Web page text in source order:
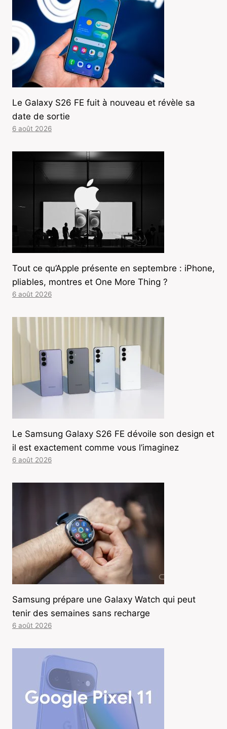
Le Galaxy S26 FE fuit à nouveau et révèle sa
date de sortie
6 août 2026
Tout ce qu’Apple présente en septembre : iPhone,
pliables, montres et One More Thing ?
6 août 2026
Le Samsung Galaxy S26 FE dévoile son design et
il est exactement comme vous l’imaginez
6 août 2026
Samsung prépare une Galaxy Watch qui peut
tenir des semaines sans recharge
6 août 2026